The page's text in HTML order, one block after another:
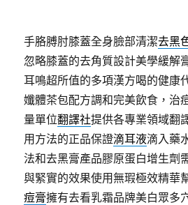
手胳膊肘膝蓋全身臉部清潔去黑
忽略膝蓋的去角質設計美學緩解
耳鳴超所值的多項漢方喝的健康
孅體茶包配方調和完美飲食，治
量單位翻譯社提供各專業領域翻
用方法的正品保證滴耳液滴入藥
法和去黑膏產品膠原蛋白增生劑
與緊實的效果使用無瑕極效精華
痘膏擁有去看乳霜品牌美白眾多